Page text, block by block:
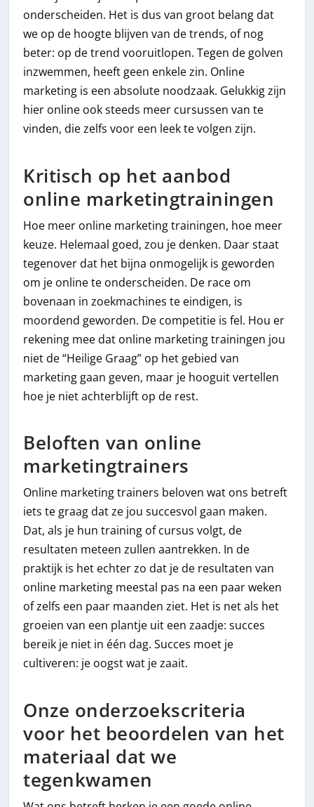
onderscheiden. Het is dus van groot belang dat
we op de hoogte blijven van de trends, of nog
beter: op de trend vooruitlopen. Tegen de golven
inzwemmen, heeft geen enkele zin. Online
marketing is een absolute noodzaak. Gelukkig zijn
hier online ook steeds meer cursussen van te
vinden, die zelfs voor een leek te volgen zijn.
Kritisch op het aanbod
online marketingtrainingen
Hoe meer online marketing trainingen, hoe meer
keuze. Helemaal goed, zou je denken. Daar staat
tegenover dat het bijna onmogelijk is geworden
om je online te onderscheiden. De race om
bovenaan in zoekmachines te eindigen, is
moordend geworden. De competitie is fel. Hou er
rekening mee dat online marketing trainingen jou
niet de “Heilige Graag” op het gebied van
marketing gaan geven, maar je hooguit vertellen
hoe je niet achterblijft op de rest.
Beloften van online
marketingtrainers
Online marketing trainers beloven wat ons betreft
iets te graag dat ze jou succesvol gaan maken.
Dat, als je hun training of cursus volgt, de
resultaten meteen zullen aantrekken. In de
praktijk is het echter zo dat je de resultaten van
online marketing meestal pas na een paar weken
of zelfs een paar maanden ziet. Het is net als het
groeien van een plantje uit een zaadje: succes
bereik je niet in één dag. Succes moet je
cultiveren: je oogst wat je zaait.
Onze onderzoekscriteria
voor het beoordelen van het
materiaal dat we
tegenkwamen